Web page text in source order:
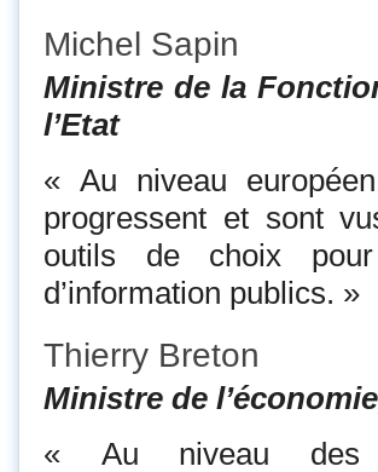
Michel Sapin
Ministre de la
l’Etat
« Au niveau
progressent et sont
outils de choix
d’information publics. »
Thierry Breton
Ministre de
« Au niveau des